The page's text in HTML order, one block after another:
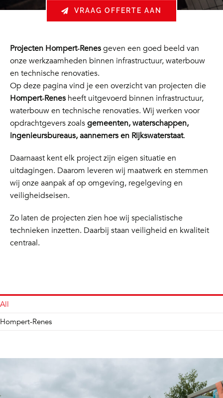
VRAAG OFFERTE AAN
Projecten Hompert‑Renesgeven een goed beeld van
onze werkzaamheden binnen infrastructuur, waterbouw
en technische renovaties.
Op deze pagina vind je een overzicht van projecten die
Hompert‑Renesheeft uitgevoerd binnen infrastructuur,
waterbouw en technische renovaties. Wij werken voor
opdrachtgevers zoalsgemeenten, waterschappen,
ingenieursbureaus, aannemers en Rijkswaterstaat.
Daarnaast kent elk project zijn eigen situatie en
uitdagingen. Daarom leveren wij maatwerk en stemmen
wij onze aanpak af op omgeving, regelgeving en
veiligheidseisen.
Zo laten de projecten zien hoe wij specialistische
technieken inzetten. Daarbij staan veiligheid en kwaliteit
centraal.
All
Hompert-Renes